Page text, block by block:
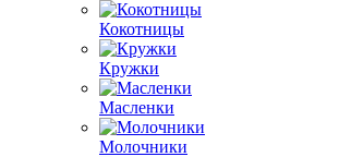
Кокотницы
Кружки
Масленки
Молочники